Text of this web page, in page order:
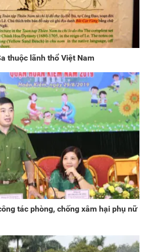
thuộc lãnh thổ Việt Nam
tác phòng, chống xâm hại phụ nữ